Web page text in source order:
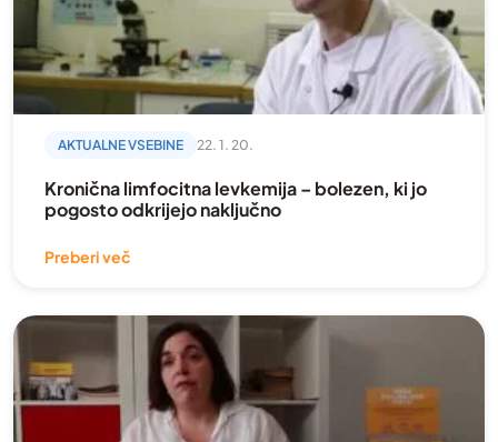
AKTUALNE VSEBINE 22. 1. 20.
Kronična limfocitna levkemija – bolezen, ki jo
pogosto odkrijejo naključno
Preberi več